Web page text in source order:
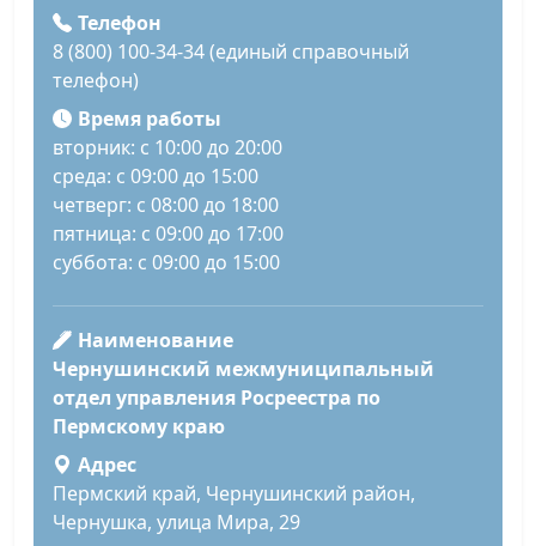
Телефон
8 (800) 100-34-34 (единый справочный
телефон)
Время работы
вторник: с 10:00 до 20:00
среда: с 09:00 до 15:00
четверг: с 08:00 до 18:00
пятница: с 09:00 до 17:00
суббота: с 09:00 до 15:00
Наименование
Чернушинский межмуниципальный
отдел управления Росреестра по
Пермскому краю
Адрес
Пермский край, Чернушинский район,
Чернушка, улица Мира, 29